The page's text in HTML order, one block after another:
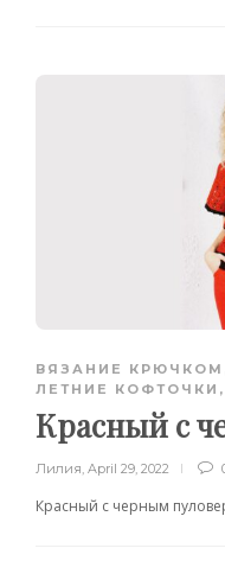
ВЯЗАНИЕ КРЮЧКОМ
ЛЕТНИЕ
Красный с
Лилия, April 29, 2022
Красный с черным